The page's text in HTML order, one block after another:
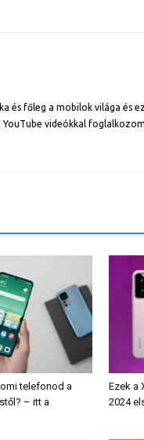
és főleg a mobilok világa és
videókkal
telefonod a
– itt a
Ezek a
2024